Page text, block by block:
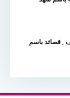
, قصائد باسم